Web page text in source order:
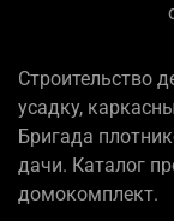
Строительство
усадку,
Бригада
дачи. Каталог
домокомплект.